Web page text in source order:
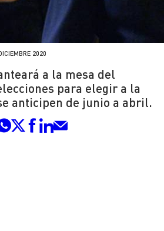
2020
a la mesa del
para elegir a la
anticipen de junio a abril.